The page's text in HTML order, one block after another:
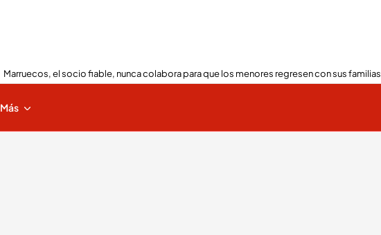
Marruecos, el socio fiable, nunca colabora para que los menores regresen con sus familias
Más